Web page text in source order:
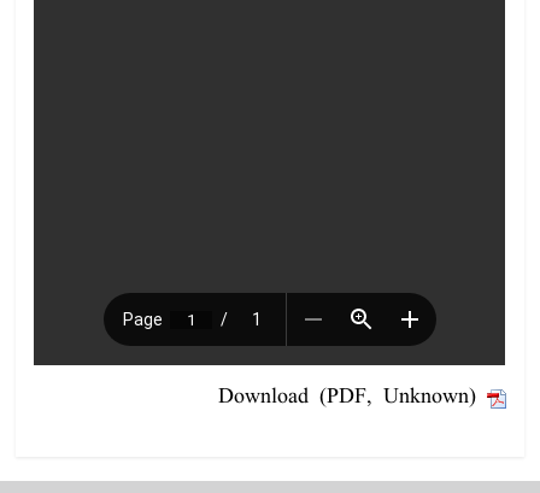
Download (PDF, Unknown)